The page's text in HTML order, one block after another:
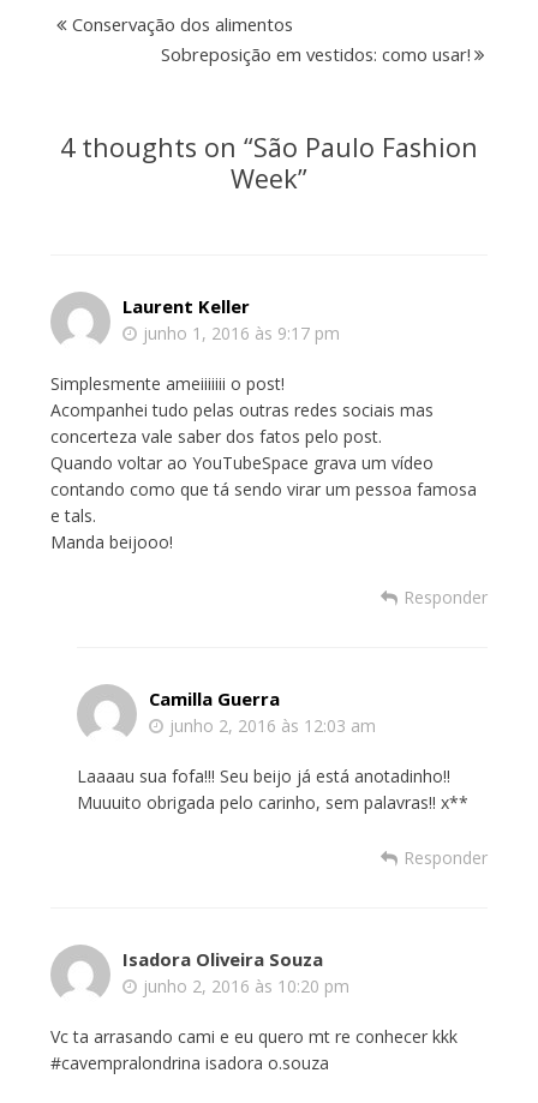
Conservação dos alimentos
Sobreposição em vestidos: como usar!
4 thoughts on “São Paulo Fashion
Week”
Laurent Keller
junho 1, 2016 às 9:17 pm
Simplesmente ameiiiiiii o post!
Acompanhei tudo pelas outras redes sociais mas
concerteza vale saber dos fatos pelo post.
Quando voltar ao YouTubeSpace grava um vídeo
contando como que tá sendo virar um pessoa famosa
e tals.
Manda beijooo!
Responder
Camilla Guerra
junho 2, 2016 às 12:03 am
Laaaau sua fofa!!! Seu beijo já está anotadinho!!
Muuuito obrigada pelo carinho, sem palavras!! x**
Responder
Isadora Oliveira Souza
junho 2, 2016 às 10:20 pm
Vc ta arrasando cami e eu quero mt re conhecer kkk
#cavempralondrina isadora o.souza